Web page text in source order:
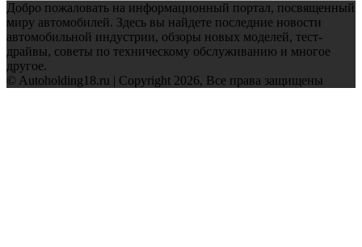
Добро пожаловать на информационный портал, посвященный
миру автомобилей. Здесь вы найдете последние новости
автомобильной индустрии, обзоры новых моделей, тест-
драйвы, советы по техническому обслуживанию и многое
другое.
© Autoholding18.ru | Copyright 2026, Все права защищены